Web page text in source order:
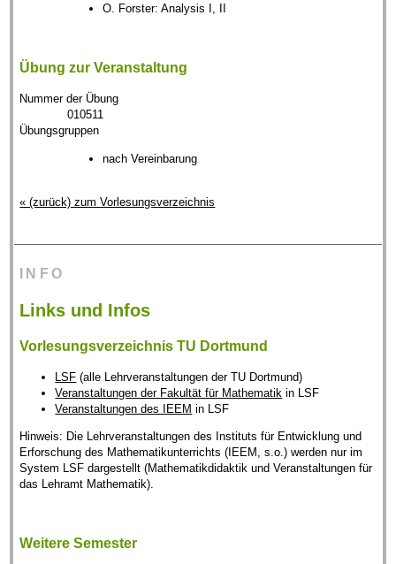
O. Forster: Analysis I, II
Übung zur Veranstaltung
Nummer der Übung
010511
Übungsgruppen
nach Vereinbarung
« (zurück) zum Vorlesungsverzeichnis
INFO
Links und Infos
Vorlesungsverzeichnis TU Dortmund
LSF (alle Lehrveranstaltungen der TU Dortmund)
Veranstaltungen der Fakultät für Mathematik in LSF
Veranstaltungen des IEEM in LSF
Hinweis: Die Lehrveranstaltungen des Instituts für Entwicklung und
Erforschung des Mathematikunterrichts (IEEM, s.o.) werden nur im
System LSF dargestellt (Mathematikdidaktik und Veranstaltungen für
das Lehramt Mathematik).
Weitere Semester